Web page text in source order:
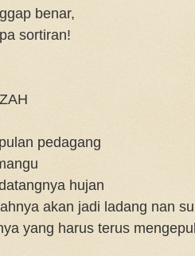
benar,
sortiran!
pedagang
hujan
akan jadi ladang nan
yang harus terus